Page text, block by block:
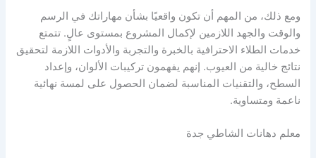
ومع ذلك، من المهم أن تكون واقعيًا بشأن مهاراتك في الرسم
والوقت والجهد اللازمين لإكمال المشروع بمستوى عالٍ. تتمتع
خدمات الطلاء الاحترافية بالخبرة والتجربة والأدوات اللازمة لتحقيق
نتائج خالية من العيوب. إنهم يفهمون تركيبات الألوان، وإعداد
السطح، والتقنيات المناسبة لضمان الحصول على لمسة نهائية
ناعمة ومتساوية.
معلم دهانات الشاطي جدة